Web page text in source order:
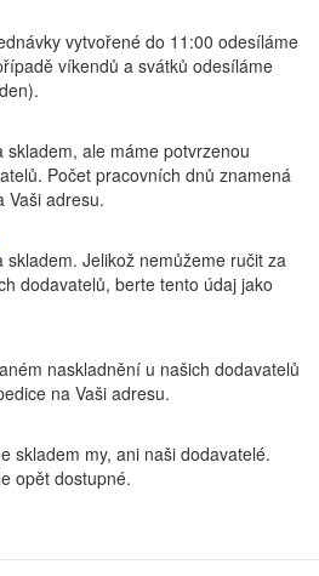
vytvořené do 11:00 odesíláme
víkendů a svátků odesíláme
ale máme potvrzenou
Počet pracovních dnů znamená
Vaši adresu.
Jelikož nemůžeme ručit za
dodavatelů, berte tento údaj jako
naskladnění u našich dodavatelů
na Vaši adresu.
skladem my, ani naši dodavatelé.
opět dostupné.